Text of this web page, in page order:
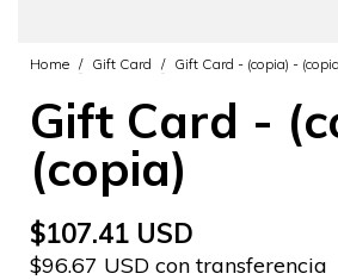
Home / Gift Card / Gift Card - (copia) -
Gift Card -
(copia)
$107.41 USD
$96.67 USD con transferencia